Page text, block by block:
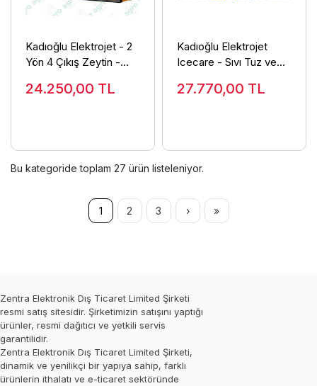
Kadıoğlu Elektrojet - 2
Yön 4 Çıkış Zeytin -
Pulverizatörü (Damla
24.250,00 TL
Kadıoğlu Elektrojet
Icecare - Sıvı Tuz ve
Makinesi
27.770,00 TL
Bu kategoride toplam 27 ürün listeleniyor.
1 2 3 › »
Zentra Elektronik Dış Ticaret Limited Şirketi
resmi satış sitesidir. Şirketimizin satışını yaptığı
ürünler, resmi dağıtıcı ve yetkili servis
garantilidir.
Zentra Elektronik Dış Ticaret Limited Şirketi,
dinamik ve yenilikçi bir yapıya sahip, farklı
ürünlerin ithalatı ve e-ticaret sektöründe